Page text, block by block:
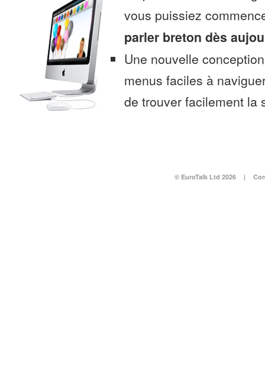
vous puissiez
parler breton dès
Une nouvelle
menus faciles à
de trouver facilement la
© EuroTalk Ltd 2026 |